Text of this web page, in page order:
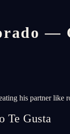
—
his partner like
Te Gusta